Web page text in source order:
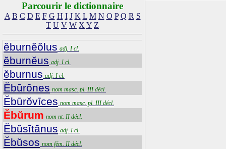
Parcourir le dictionnaire
A B C D E F G H I J K L M N O P Q R S
T U V W X Y Z
ĕburnĕŏlus adj. I cl.
ĕburnĕus adj. I cl.
ĕburnus adj. I cl.
Ĕbūrōnes nom masc. pl. III décl.
Ĕbūrŏvīces nom masc. pl. III décl.
Ĕbŭrum nom nt. II décl.
Ĕbŭsītānus adj. I cl.
Ĕbŭsos nom fém. II décl.